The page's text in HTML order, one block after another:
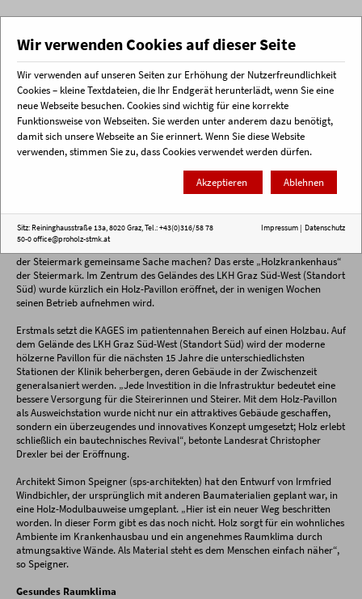
Menü
Startseite Veranstaltungsrückblick Erstes Holzkrankenhaus in der Steiermark
Erstes Holzkrankenhaus in der
Steiermark
Was ist das Ergebnis, wenn die KAGES (Steiermärkische Krankenanstalten-
gesellschaft m.b.H.) als größter Bauherr und Holz als größter Arbeitgeber
der Steiermark gemeinsame Sache machen? Das erste „Holzkrankenhaus“
der Steiermark. Im Zentrum des Geländes des LKH Graz Süd-West (Standort
Süd) wurde kürzlich ein Holz-Pavillon eröffnet, der in wenigen Wochen
seinen Betrieb aufnehmen wird.
Erstmals setzt die KAGES im patientennahen Bereich auf einen Holzbau. Auf
dem Gelände des LKH Graz Süd-West (Standort Süd) wird der moderne
hölzerne Pavillon für die nächsten 15 Jahre die unterschiedlichsten
Stationen der Klinik beherbergen, deren Gebäude in der Zwischenzeit
generalsaniert werden. „Jede Investition in die Infrastruktur bedeutet eine
bessere Versorgung für die Steirerinnen und Steirer. Mit dem Holz-Pavillon
als Ausweichstation wurde nicht nur ein attraktives Gebäude geschaffen,
sondern ein überzeugendes und innovatives Konzept umgesetzt; Holz erlebt
schließlich ein bautechnisches Revival“, betonte Landesrat Christopher
Drexler bei der Eröffnung.
Architekt Simon Speigner (sps-architekten) hat den Entwurf von Irmfried
Windbichler, der ursprünglich mit anderen Baumaterialien geplant war, in
eine Holz-Modulbauweise umgeplant. „Hier ist ein neuer Weg beschritten
worden. In dieser Form gibt es das noch nicht. Holz sorgt für ein wohnliches
Ambiente im Krankenhausbau und ein angenehmes Raumklima durch
atmungsaktive Wände. Als Material steht es dem Menschen einfach näher“,
so Speigner.
Gesundes Raumklima
Wir verwenden Cookies auf dieser Seite
Wir verwenden auf unseren Seiten zur Erhöhung der Nutzerfreundlichkeit
Cookies – kleine Textdateien, die Ihr Endgerät herunterlädt, wenn Sie eine
neue Webseite besuchen. Cookies sind wichtig für eine korrekte
Funktionsweise von Webseiten. Sie werden unter anderem dazu benötigt,
damit sich unsere Webseite an Sie erinnert. Wenn Sie diese Website
verwenden, stimmen Sie zu, dass Cookies verwendet werden dürfen.
Akzeptieren Ablehnen
Sitz: Reininghausstraße 13a, 8020 Graz, Tel.: +43(0)316/58 78
50-0office@proholz-stmk.at
Impressum | Datenschutz